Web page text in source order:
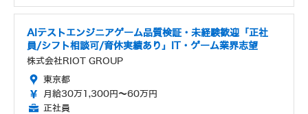
AIテストエンジニアゲーム品質検証・未経験歓迎「正社
員/シフト相談可/育休実績あり」IT・ゲーム業界志望
株式会社RIOT GROUP
東京都
月給30万1,300円～60万円
正社員